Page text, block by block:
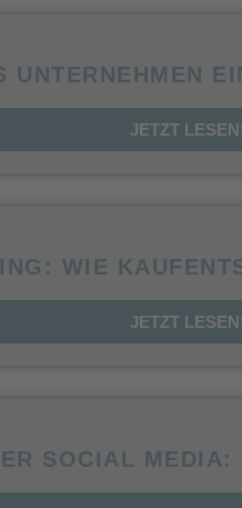
UNTERNEHMEN
JETZT
WIE
JETZT
SOCIAL MEDIA: